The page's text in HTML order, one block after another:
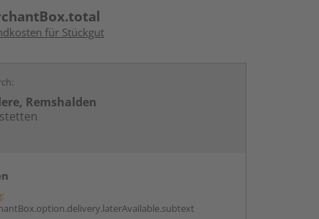
für Stückgut
Remshalden